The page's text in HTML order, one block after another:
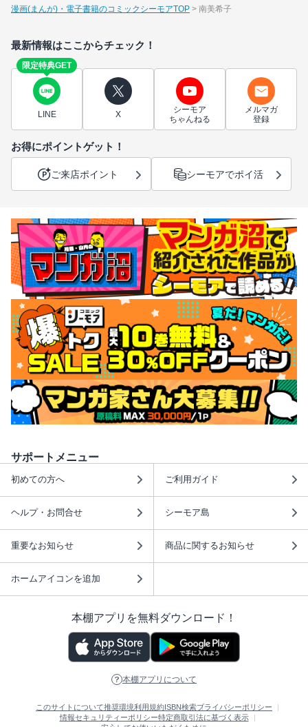
漫画(まんが)・電子書籍のコミックシーモアTOP 南美希子
最新情報はここからチェック！
限定特典GET
LINE X
シーモア
ちゃんねる
メルマガ
登録
お得にポイントゲット！
ご来店ポイント シーモアでポイ活
サポートメニュー
初めての方へ ご利用ガイド
ヘルプ・お問合せ シーモア島
重要なお知らせ 商品に関するお知らせ
ホームアイコンを追加
本棚アプリを無料ダウンロード！
本棚アプリについて
このサイトについて推奨環境利用規約 ISBN検索プライバシーポリシー
情報セキュリティーポリシー特定商取引法に基づく表示